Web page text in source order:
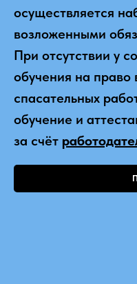
осуществляется
возложенными
При отсутствии у
обучения на
спасательных
обучение и
за счёт